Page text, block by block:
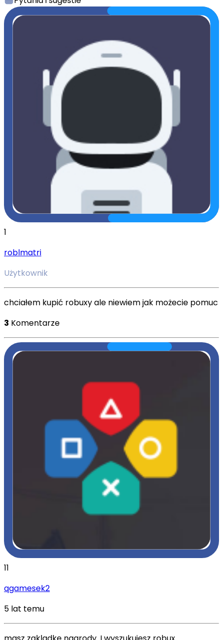
1
roblmatri
Użytkownik
chciałem kupić robuxy ale niewiem jak możecie pomuc
3 Komentarze
11
qgamesek2
5 lat temu